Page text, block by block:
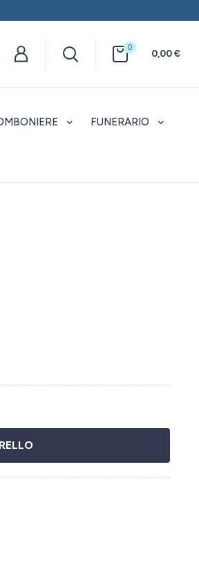
0
0,00€
FUNERARIO